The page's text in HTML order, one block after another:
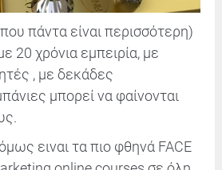
πάντα είναι περισσότερη)
20 χρόνια εμπειρία, με
, με δεκάδες
μπορεί να φαίνονται
ειναι τα πιο φθηνά FACE